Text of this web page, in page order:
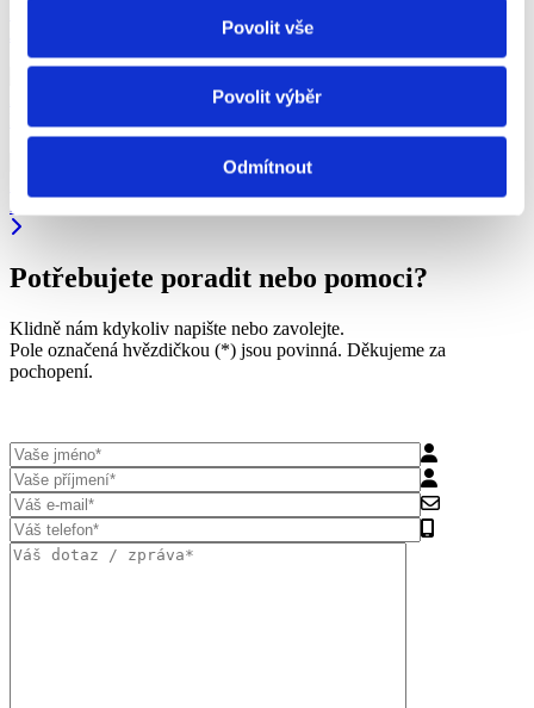
Povolit vše
Povolit výběr
Odmítnout
Řezání stavebních otvorů
Potřebujete poradit nebo pomoci?
Klidně nám kdykoliv napište nebo zavolejte.
Pole označená hvězdičkou (*) jsou povinná. Děkujeme za
pochopení.